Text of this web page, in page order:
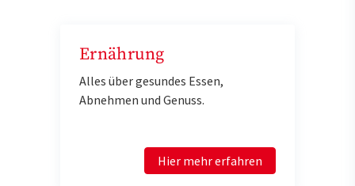
Ernährung
Alles über gesundes Essen,
Abnehmen und Genuss.
Hier mehr erfahren